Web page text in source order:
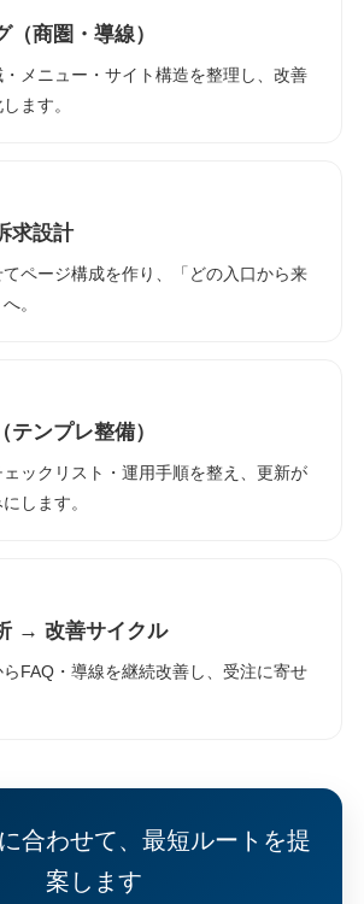
商圏・導線）
・メニュー・サイト構造を整理し、改善
ます。
求設計
ページ構成を作り、「どの入口から来
。
ンプレ整備）
ックリスト・運用手順を整え、更新が
します。
→ 改善サイクル
FAQ・導線を継続改善し、受注に寄せ
合わせて、最短ルートを提
案します